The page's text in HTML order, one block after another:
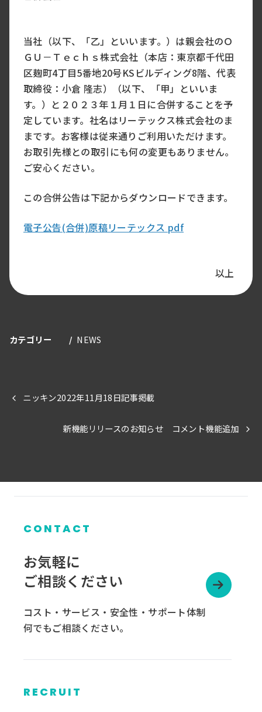
当社（以下、「乙」といいます。）は親会社のＯ
ＧＵ－Ｔｅｃｈｓ株式会社（本店：東京都千代田
区麹町4丁目5番地20号KSビルディング8階、代表
取締役：小倉 隆志）（以下、「甲」といいま
す。）と２０２３年１月１日に合併することを予
定しています。社名はリーテックス株式会社のま
まです。お客様は従来通りご利用いただけます。
お取引先様との取引にも何の変更もありません。
ご安心ください。
この合併公告は下記からダウンロードできます。
電子公告(合併)原稿リーテックス pdf
以上
カテゴリー NEWS
ニッキン2022年11月18日記事掲載
新機能リリースのお知らせ コメント機能追加
CONTACT
お気軽に
ご相談ください
コスト・サービス・安全性・サポート体制
何でもご相談ください。
RECRUIT